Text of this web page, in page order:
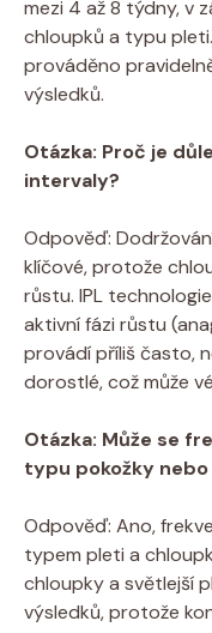
mezi 4 až 8 týdny, v
chloupků a typu
prováděno
výsledků.
Otázka: Proč je
intervaly?
Odpověď:
klíčové, protože
růstu. IPL
aktivní fázi růstu
provádí příliš často,
dorostlé, což může
Otázka: Může se
typu pokožky
Odpověď: Ano,
typem pleti a
chloupky a světlejší
výsledků, protože